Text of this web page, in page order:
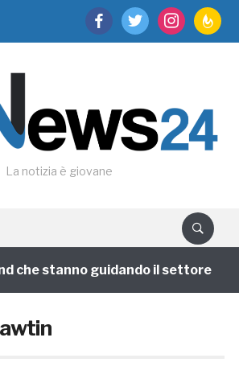
facebooktwitter instagram
La notizia è giovane
stanno guidando il settore